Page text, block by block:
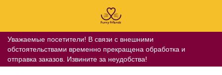
Уважаемые посетители! В связи с внешними
обстоятельствами временно прекращена обработка и
отправка заказов. Извините за неудобства!